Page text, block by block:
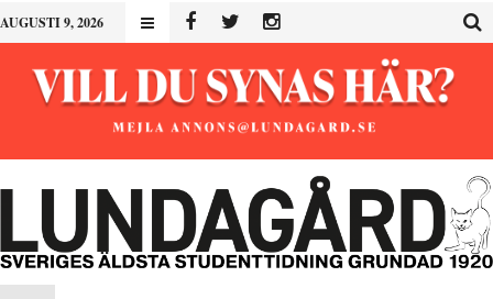
AUGUSTI 9, 2026